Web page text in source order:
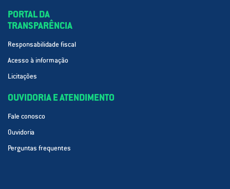
PORTAL DA
TRANSPARÊNCIA
Responsabilidade fiscal
Acesso à informação
Licitações
OUVIDORIA E ATENDIMENTO
Fale conosco
Ouvidoria
Perguntas frequentes